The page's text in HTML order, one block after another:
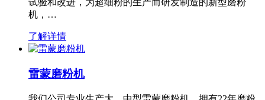
试验和改进，为超细粉的生产而研发制造的新型磨粉
机，…
了解详情
雷蒙磨粉机